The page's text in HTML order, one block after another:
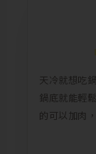
天冷就想吃
鍋底就能輕
的可以加肉